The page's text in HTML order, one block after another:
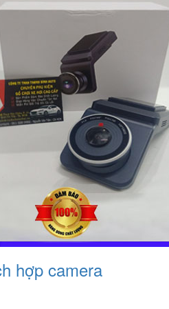
hợp camera